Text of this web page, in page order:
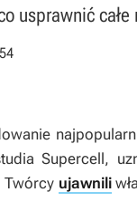
usprawnić
Supercell,
Twórcy ujawnili